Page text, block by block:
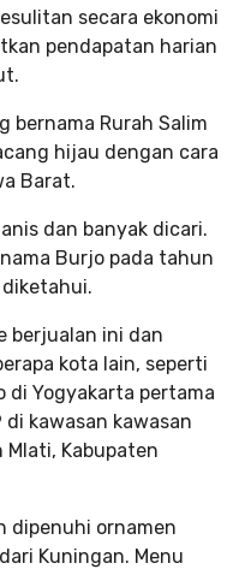
secara ekonomi
pendapatan harian
bernama Rurah Salim
hijau dengan cara
Barat.
dan banyak dicari.
Burjo pada tahun
berjualan ini dan
kota lain, seperti
di Yogyakarta pertama
kawasan kawasan
Mlati, Kabupaten
dipenuhi ornamen
Kuningan. Menu